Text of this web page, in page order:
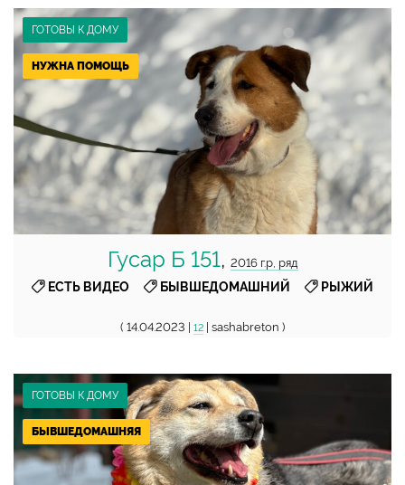
ГОТОВЫ К ДОМУ
Гусар Б 151, 2016 г.р, ряд
ЕСТЬ ВИДЕО
БЫВШЕДОМАШНИЙ РЫЖИЙ
( 14.04.2023 | 12 | sashabreton )
НУЖНА ПОМОЩЬ
ГОТОВЫ К ДОМУ
БЫВШЕДОМАШНЯЯ